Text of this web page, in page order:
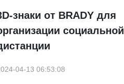
знаки от BRADY для
социальной
04-13 06:53:08